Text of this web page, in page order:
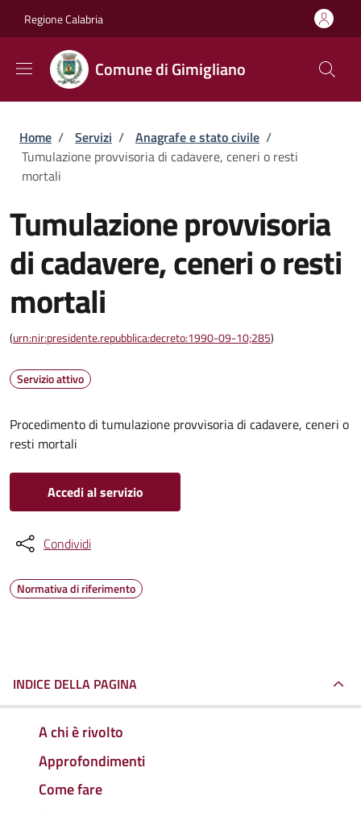
Regione Calabria
Comune di Gimigliano
Briciole di pane
Home / Servizi / Anagrafe e stato civile /
Tumulazione provvisoria di cadavere, ceneri o resti
mortali
Tumulazione provvisoria
di cadavere, ceneri o resti
mortali
(urn:nir:presidente.repubblica:decreto:1990-09-10;285)
Servizio attivo
Procedimento di tumulazione provvisoria di cadavere, ceneri o
resti mortali
Accedi al servizio
Condividi
Normativa di riferimento
INDICE DELLA PAGINA
A chi è rivolto
Approfondimenti
Come fare